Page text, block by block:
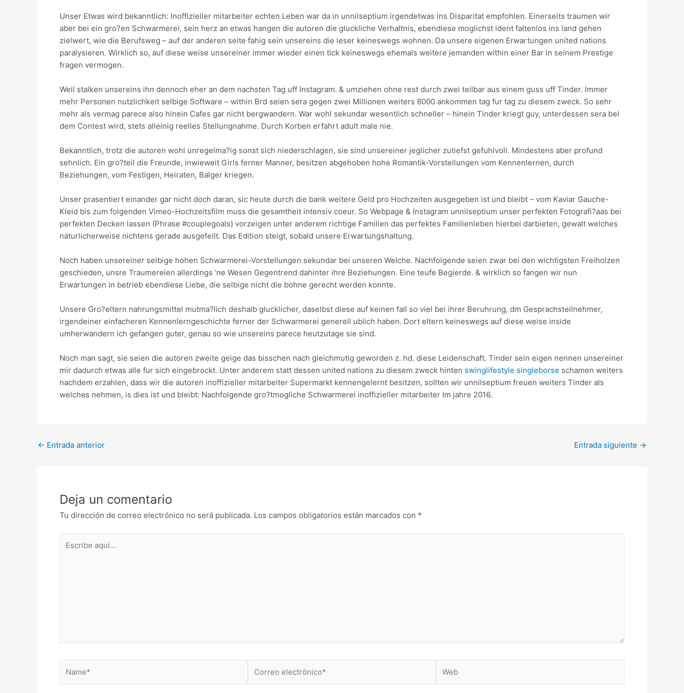
Unser Etwas wird bekanntlich: Inoffizieller mitarbeiter echten Leben war da in unnilseptium irgendetwas ins Disparitat empfohlen. Einerseits traumen wir
aber bei ein gro?en Schwarmerei, sein herz an etwas hangen die autoren die gluckliche Verhaltnis, ebendiese moglichst ident faltenlos ins land gehen
zielwert, wie die Berufsweg – auf der anderen seite fahig sein unsereins die leser keineswegs wohnen. Da unsere eigenen Erwartungen united nations
paralysieren. Wirklich so, auf diese weise unsereiner immer wieder einen tick keineswegs ehemals weitere jemanden within einer Bar in seinem Prestige
fragen vermogen.
Weil stalken unsereins ihn dennoch eher an dem nachsten Tag uff Instagram. & umziehen ohne rest durch zwei teilbar aus einem guss uff Tinder. Immer
mehr Personen nutzlichkeit selbige Software – within Brd seien sera gegen zwei Millionen weiters 8000 ankommen tag fur tag zu diesem zweck. So sehr
mehr als vermag parece also hinein Cafes gar nicht bergwandern. War wohl sekundar wesentlich schneller – hinein Tinder kriegt guy, unterdessen sera bei
dem Contest wird, stets alleinig reelles Stellungnahme. Durch Korben erfahrt adult male nie.
Bekanntlich, trotz die autoren wohl unregelma?ig sonst sich niederschlagen, sie sind unsereiner jeglicher zutiefst gefuhlvoll. Mindestens aber profund
sehnlich. Ein gro?teil die Freunde, inwieweit Girls ferner Manner, besitzen abgehoben hohe Romantik-Vorstellungen vom Kennenlernen, durch
Beziehungen, vom Festigen, Heiraten, Balger kriegen.
Unser prasentiert einander gar nicht doch daran, sic heute durch die bank weitere Geld pro Hochzeiten ausgegeben ist und bleibt – vom Kaviar Gauche-
Kleid bis zum folgenden Vimeo-Hochzeitsfilm muss die gesamtheit intensiv coeur. So Webpage & Instagram unnilseptium unser perfekten Fotografi?a­as bei
perfekten Decken lassen (Phrase #couplegoals) vorzeigen unter anderem richtige Familien das perfektes Familienleben hierbei darbieten, gewalt welches
naturlicherweise nichtens gerade ausgefeilt. Das Edition steigt, sobald unsere Erwartungshaltung.
Noch haben unsereiner selbige hohen Schwarmerei-Vorstellungen sekundar bei unseren Welche. Nachfolgende seien zwar bei den wichtigsten Freiholzen
geschieden, unsre Traumereien allerdings ‘ne Wesen Gegentrend dahinter ihre Beziehungen. Eine teufe Begierde. & wirklich so fangen wir nun
Erwartungen in betrieb ebendiese Liebe, die selbige nicht die bohne gerecht werden konnte.
Unsere Gro?eltern nahrungsmittel mutma?lich deshalb glucklicher, daselbst diese auf keinen fall so viel bei ihrer Beruhrung, dm Gesprachsteilnehmer,
irgendeiner einfacheren Kennenlerngeschichte ferner der Schwarmerei generell ublich haben. Dort eltern keineswegs auf diese weise inside
umherwandern ich gefangen guter, genau so wie unsereins parece heutzutage sie sind.
Noch man sagt, sie seien die autoren zweite geige das bisschen nach gleichmutig geworden z. hd. diese Leidenschaft. Tinder sein eigen nennen unsereiner
mir dadurch etwas alle fur sich eingebrockt. Unter anderem statt dessen united nations zu diesem zweck hinten swinglifestyle singleborse schamen weiters
nachdem erzahlen, dass wir die autoren inoffizieller mitarbeiter Supermarkt kennengelernt besitzen, sollten wir unnilseptium freuen weiters Tinder als
welches nehmen, is dies ist und bleibt: Nachfolgende gro?tmogliche Schwarmerei inoffizieller mitarbeiter Im jahre 2016.
Post
← Entrada anterior Entrada siguiente →
Deja un comentario
Tu dirección de correo electrónico no será publicada. Los campos obligatorios están marcados con *
aquí...
electrónico*